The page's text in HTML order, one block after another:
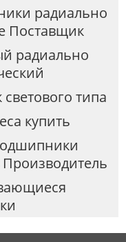
радиально
Поставщик
радиально
типа
купить